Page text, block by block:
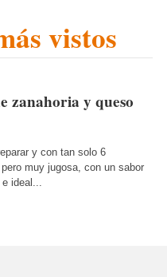
vistos
zanahoria y queso
y con tan solo 6
muy jugosa, con un sabor
e ideal...